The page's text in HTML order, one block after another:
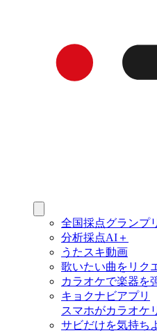
全国採点グランプ
分析採点AI＋
うたスキ動画
歌いたい曲をリク
カラオケで楽器を
キョクナビアプリ
スマホがカラオケ
サビだけを気持ち